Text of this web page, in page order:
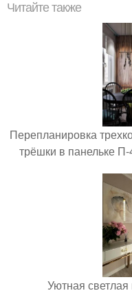
Читайте также
Перепланировка
трёшки в панельке
Уютная светлая